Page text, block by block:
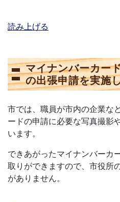
読み上げる
マイナンバーカー
の出張申請を実施
市では、職員が市内の企業な
ードの申請に必要な写真撮影
います。
できあがったマイナンバーカ
取りができますので、市役所
がありません。